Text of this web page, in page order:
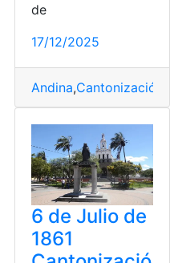
legado,Orense,Rosa,Santa
de
17/12/2025
Andina,Cantonización
6 de Julio de
1861